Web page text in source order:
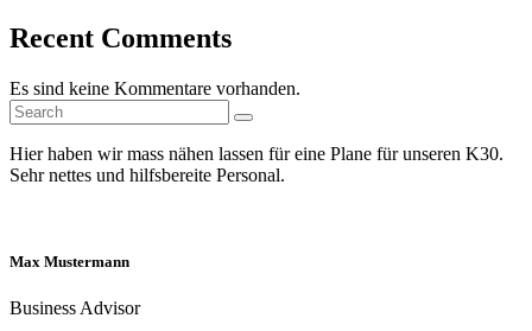
Recent Comments
Es sind keine Kommentare vorhanden.
Search
for:
Search
Hier haben wir mass nähen lassen für eine Plane für unseren K30.
Sehr nettes und hilfsbereite Personal.
Max Mustermann
Business Advisor